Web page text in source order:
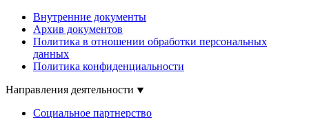
Внутренние документы
Архив документов
Политика в отношении обработки персональных
данных
Политика конфиденциальности
Направления деятельности
Социальное партнерство